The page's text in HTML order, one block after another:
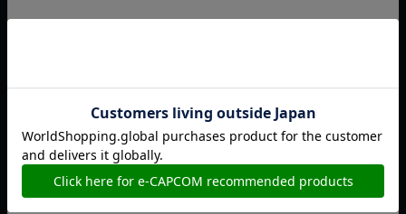
Statistics
7ポイント付与
おすすめ商品